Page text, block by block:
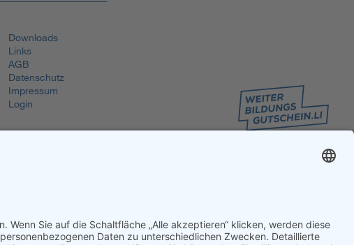
Downloads
Links
AGB
Datenschutz
Impressum
Login